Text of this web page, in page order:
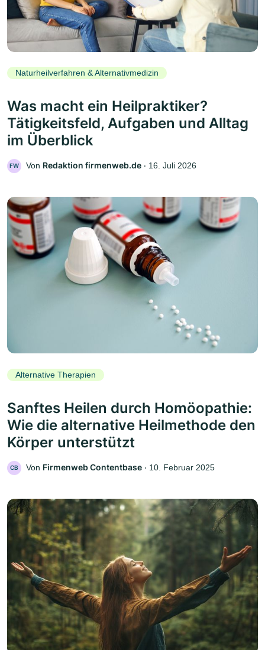
Naturheilverfahren & Alternativmedizin
Was macht ein Heilpraktiker?
Tätigkeitsfeld, Aufgaben und Alltag
im Überblick
FW Von Redaktion firmenweb.de ‧ 16. Juli 2026
Alternative Therapien
Sanftes Heilen durch Homöopathie:
Wie die alternative Heilmethode den
Körper unterstützt
CB Von Firmenweb Contentbase ‧ 10. Februar 2025